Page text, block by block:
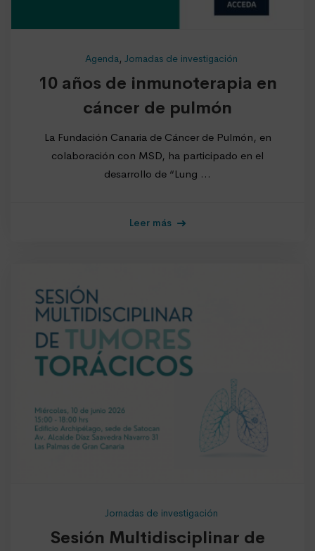
Agenda, Jornadas de investigación
10 años de inmunoterapia en
cáncer de pulmón
La Fundación Canaria de Cáncer de Pulmón, en
colaboración con MSD, ha participado en el
desarrollo de “Lung …
Leer más
Jornadas de investigación
Sesión Multidisciplinar de